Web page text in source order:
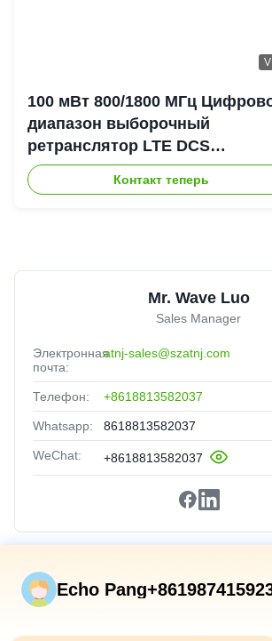
100 мВт 800/1800 МГц
диапазон выборочный
ретранслятор LTE DCS
Цифровой канал выборочный
Bda Пико ретранслятор
Контакт теперь
Mr. Wave Luo
Sales Manager
Электронная
почта:
atnj-sales@szatnj.com
Телефон: +8618813582037
Whatsapp: 8618813582037
WeChat: +8618813582037
Быстрые Связи
Продукты
Echo